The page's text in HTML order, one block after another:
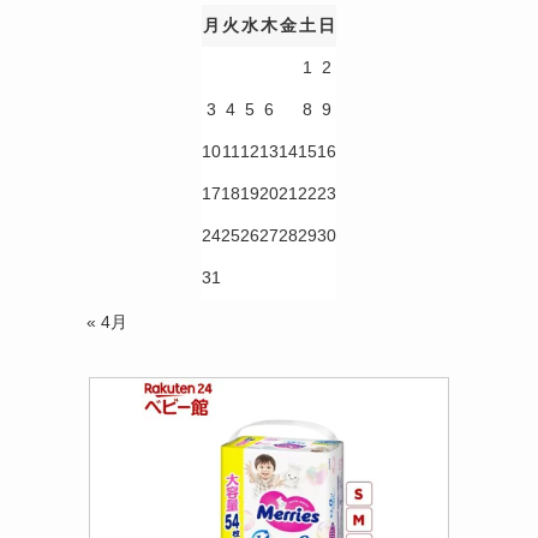
月 火水木金土 日
1 2
3 4 5 6 8 9
1011 1213141516
1718192021 2223
24252627282930
31
« 4月